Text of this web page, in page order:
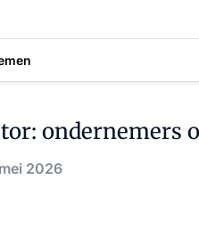
2026